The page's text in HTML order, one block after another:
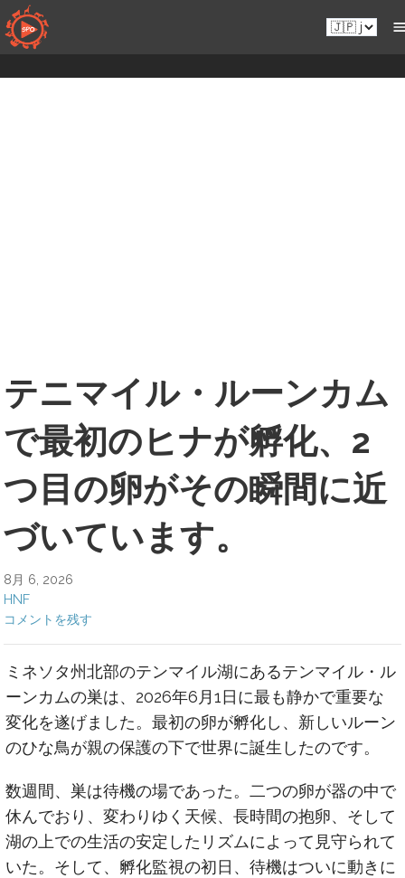
コ
ン
テ
ン
Ja.sportsmansparadiseonline.com
テニマイル・ルーンカム
で最初のヒナが孵化、2
つ目の卵がその瞬間に近
づいています。
8月 6, 2026
HNF
コメントを残す
ミネソタ州北部のテンマイル湖にあるテンマイル・ル
ーンカムの巣は、2026年6月1日に最も静かで重要な
変化を遂げました。最初の卵が孵化し、新しいルーン
のひな鳥が親の保護の下で世界に誕生したのです。
数週間、巣は待機の場であった。二つの卵が器の中で
休んでおり、変わりゆく天候、長時間の抱卵、そして
湖の上での生活の安定したリズムによって見守られて
いた。そして、孵化監視の初日、待機はついに動きに